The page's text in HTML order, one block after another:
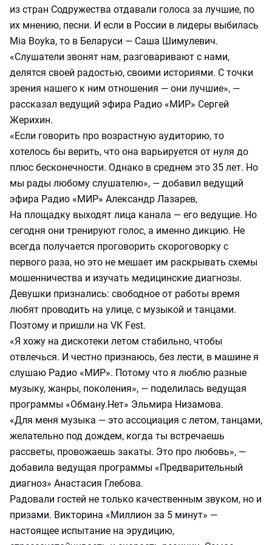
из стран Содружества отдавали голоса за лучшие, по
их мнению, песни. И если в России в лидеры выбилась
Mia Boyka, то в Беларуси — Саша Шимулевич.
«Слушатели звонят нам, разговаривают с нами,
делятся своей радостью, своими историями. С точки
зрения нашего к ним отношения — они лучшие», —
рассказал ведущий эфира Радио «МИР» Сергей
Жерихин.
«Если говорить про возрастную аудиторию, то
хотелось бы верить, что она варьируется от нуля до
плюс бесконечности. Однако в среднем это 35 лет. Но
мы рады любому слушателю», — добавил ведущий
эфира Радио «МИР» Александр Лазарев,
На площадку выходят лица канала — его ведущие. Но
сегодня они тренируют голос, а именно дикцию. Не
всегда получается проговорить скороговорку с
первого раза, но это не мешает им раскрывать схемы
мошенничества и изучать медицинские диагнозы.
Девушки признались: свободное от работы время
любят проводить на улице, с музыкой и танцами.
Поэтому и пришли на VK Fest.
«Я хожу на дискотеки летом стабильно, чтобы
отвлечься. И честно признаюсь, без лести, в машине я
слушаю Радио «МИР». Потому что я люблю разные
музыку, жанры, поколения», — поделилась ведущая
программы «Обману.Нет» Эльмира Низамова.
«Для меня музыка — это ассоциация с летом, танцами,
желательно под дождем, когда ты встречаешь
рассветы, провожаешь закаты. Это про любовь», —
добавила ведущая программы «Предварительный
диагноз» Анастасия Глебова.
Радовали гостей не только качественным звуком, но и
призами. Викторина «Миллион за 5 минут» —
настоящее испытание на эрудицию,